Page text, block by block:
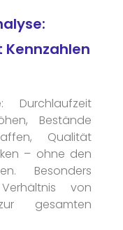
Durchlaufzeit
Bestände
Qualität
– ohne den
Besonders
von
gesamten